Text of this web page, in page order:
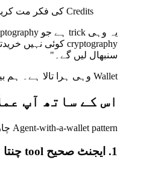
Credits کی فکر مت کریں۔ $20 load کریں۔ کام پر لگ جائیں۔ Franklin پہلے سے بتا دے گا جب اور چاہئیں ہوں گے۔
سنبھال لیں گے۔"
Wallet وہی ہرا تالا ہے۔ ہم بیچ رہے ہیں "کام پر لگ جاؤ۔"
اس کے ساتھ آپ
Agent-with-a-wallet pattern چار چیزیں کھولتا ہے جو flat-rate models میں ساختی طور پر ناممکن ہیں:
1. ایجنٹ صحیح tool چنتا ہے — مہنگے سمیت